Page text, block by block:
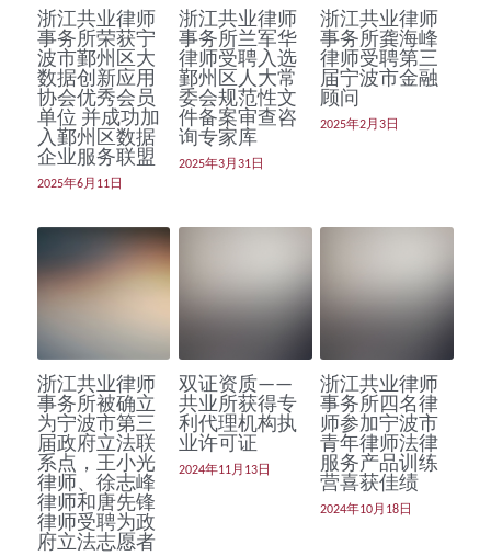
浙江共业律师
事务所荣获宁
波市鄞州区大
数据创新应用
协会优秀会员
单位 并成功加
入鄞州区数据
企业服务联盟
2025年6月11日
浙江共业律师
事务所兰军华
律师受聘入选
鄞州区人大常
委会规范性文
件备案审查咨
询专家库
2025年3月31日
浙江共业律师
事务所龚海峰
律师受聘第三
届宁波市金融
顾问
2025年2月3日
浙江共业律师
事务所被确立
为宁波市第三
届政府立法联
系点，王小光
律师、徐志峰
律师和唐先锋
律师受聘为政
府立法志愿者
双证资质——
共业所获得专
利代理机构执
业许可证
2024年11月13日
浙江共业律师
事务所四名律
师参加宁波市
青年律师法律
服务产品训练
营喜获佳绩
2024年10月18日